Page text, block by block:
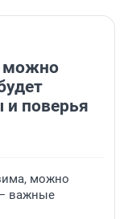
можно
поверья
можно
— важные